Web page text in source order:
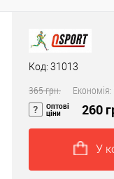
Код: 31013
365 грн. Економія:
Оптові
ціни 260
У